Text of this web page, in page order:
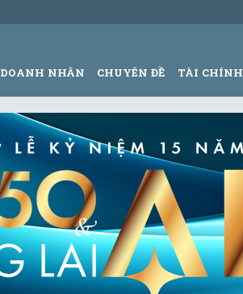
DOANH NHÂN CHUYÊN ĐỀ TÀI CHÍNH